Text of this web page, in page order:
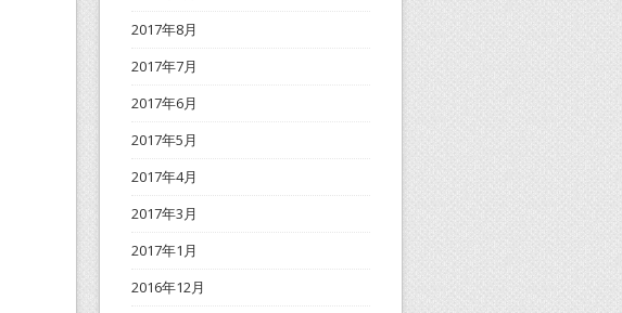
2017年8月
2017年7月
2017年6月
2017年5月
2017年4月
2017年3月
2017年1月
2016年12月